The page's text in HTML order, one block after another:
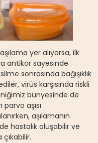
yer alıyorsa, ilk
antikor sayesinde
sonrasında bağışıklık
virüs karşısında riskli
bünyesinde de
aşısı
aşılamanın
hastalık oluşabilir ve